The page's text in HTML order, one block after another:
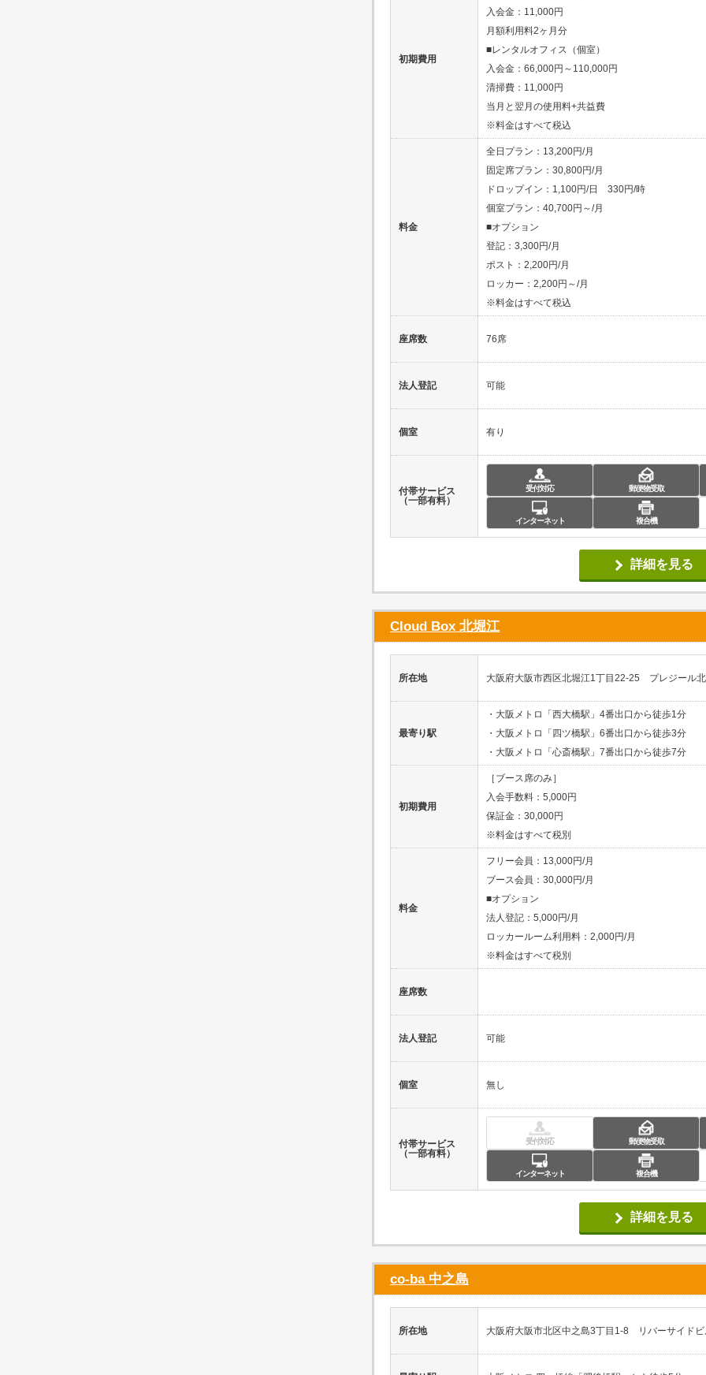
初期費用
入会金：11,000円
月額利用料2ヶ月分
■レンタルオフィス（個室）
入会金：66,000円～110,000円
清掃費：11,000円
当月と翌月の使用料+共益費
※料金はすべて税込
料金
全日プラン：13,200円/月
固定席プラン：30,800円/月
ドロップイン：1,100円/日 330円/時
個室プラン：40,700円～/月
■オプション
登記：3,300円/月
ポスト：2,200円/月
ロッカー：2,200円～/月
※料金はすべて税込
座席数 76席
法人登記 可能
個室 有り
付帯サービス
（一部有料）
受付対応 郵便物受取
インターネット 複合機
詳細を見る
Cloud Box 北堀江
所在地 大阪府大阪市西区北堀江1丁目22-25 プレジール
最寄り駅
・大阪メトロ「西大橋駅」4番出口から徒歩1分
・大阪メトロ「四ツ橋駅」6番出口から徒歩3分
・大阪メトロ「心斎橋駅」7番出口から徒歩7分
初期費用
［ブース席のみ］
入会手数料：5,000円
保証金：30,000円
※料金はすべて税別
料金
フリー会員：13,000円/月
ブース会員：30,000円/月
■オプション
法人登記：5,000円/月
ロッカールーム利用料：2,000円/月
※料金はすべて税別
座席数
法人登記 可能
個室 無し
付帯サービス
（一部有料）
受付対応 郵便物受取
インターネット 複合機
詳細を見る
co-ba 中之島
所在地 大阪府大阪市北区中之島3丁目1-8 リバーサイドビ